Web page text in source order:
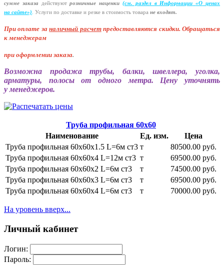
сумме заказа
действуютрозничные наценки (см. раздел в Информации «О ценах
на сайте»). Услуги по доставке и резке в стоимость товара не входят.
При оплате заналичный расчет предоставляются скидки. Обращаться
к менеджерам
при оформлении заказа.
Возможна продажа трубы, балки, швеллера, уголка,
арматуры, полосы от одного метра. Цену уточнять
у менеджеров.
Наименование Ед. изм. Цена
Труба профильная 60х60
Труба профильная 60х60х1.5 L=6м ст3 т
80500.00 руб.
Труба профильная 60х60х4 L=12м ст3 т
69500.00 руб.
Труба профильная 60х60х2 L=6м ст3
т
74500.00 руб.
Труба профильная 60х60х3 L=6м ст3
т
69500.00 руб.
Труба профильная 60х60х4 L=6м ст3
т 70000.00 руб.
На уровень вверх...
Личный кабинет
Логин:
Пароль: